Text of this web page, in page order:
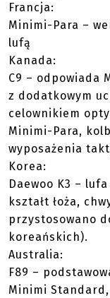
Francja:
Minimi-Para –
lufą
Kanada:
C9 – odpowiada
z dodatkowym
celownikiem
Minimi-Para,
wyposażenia
Korea:
Daewoo K3 –
kształt łoża,
przystosowano
koreańskich).
Australia:
F89 –
Minimi